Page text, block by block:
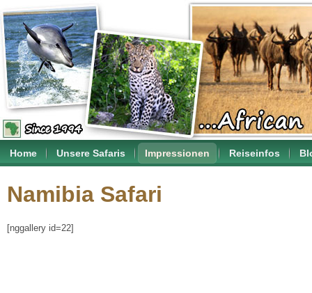
Home Unsere Safaris Impressionen Reiseinfos
Namibia Safari
[nggallery id=22]